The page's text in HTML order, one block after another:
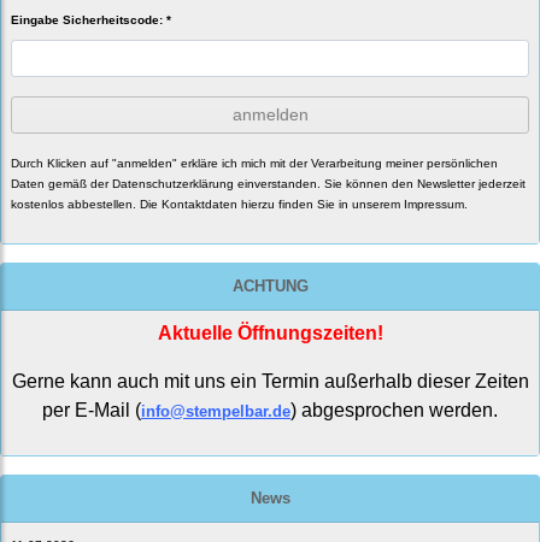
Eingabe Sicherheitscode: *
anmelden
Durch Klicken auf "anmelden" erkläre ich mich mit der Verarbeitung meiner persönlichen
Daten gemäß der Datenschutzerklärung einverstanden. Sie können den Newsletter jederzeit
kostenlos abbestellen. Die Kontaktdaten hierzu finden Sie in unserem Impressum.
ACHTUNG
Aktuelle Öffnungszeiten!
Gerne kann auch mit uns ein Termin außerhalb dieser Zeiten
per E-Mail (info@stempelbar.de) abgesprochen werden.
News